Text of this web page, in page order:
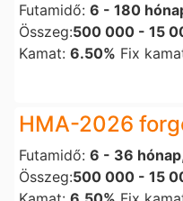
Futamidő: 6 - 180
Összeg:500 000 - 15
Kamat: 6.50% Fix
HMA-2026
Futamidő: 6 - 36 hónap
Összeg:500 000 - 15